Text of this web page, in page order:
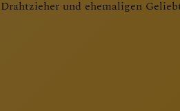
und ehemaligen